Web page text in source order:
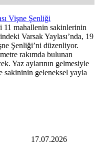
Vişne Şenliği
11 mahallenin sakinlerinin
Varsak Yaylası’nda, 19
Şenliği’ni düzenliyor.
rakımda bulunan
Yaz aylarının gelmesiyle
sakininin geleneksel yayla
17.07.2026